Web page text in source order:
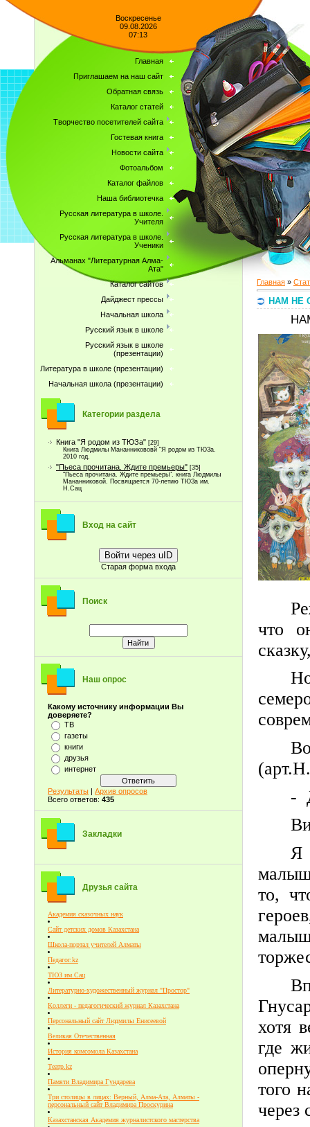
Воскресенье
09.08.2026
07:13
Главная
Приглашаем на наш сайт
Обратная связь
Каталог статей
Творчество посетителей сайта
Гостевая книга
Новости сайта
Фотоальбом
Каталог файлов
Наша библиотечка
Русская литература в школе.
Учителя
Русская литература в школе.
Ученики
Альманах "Литературная Алма-
Ата"
Каталог сайтов
Дайджест прессы
Начальная школа
Русский язык в школе
Русский язык в школе
(презентации)
Литература в школе (презентации)
Начальная школа (презентации)
Категории раздела
Книга "Я родом из ТЮЗа" [29]
Книга Людмилы Мананникововй "Я родом из ТЮЗа.
2010 год.
"Пьеса прочитана. Ждите премьеры" [35]
"Пьеса прочитана. Ждите премьеры". книга Людмилы
Мананниковой. Посвящается 70-летию ТЮЗа им.
Н.Сац
Вход на сайт
Войти через uID
Старая форма входа
Поиск
Наш опрос
Какому источнику информации Вы
доверяете?
ТВ
газеты
книги
друзья
интернет
Результаты | Архив опросов
Всего ответов: 435
Закладки
Друзья сайта
Академия сказочных наук
Сайт детских домов Казахстана
Школа-портал учителей Алматы
Педагог.kz
ТЮЗ им.Сац
Литературно-художественный журнал "Простор"
Коллеги - педагогический журнал Казахстана
Персональный сайт Людмилы Енисеевой
Великая Отечественная
История комсомола Казахстана
Театр.kz
Памяти Владимира Гундарева
Три столицы в лицах: Верный, Алма-Ата, Алматы -
персональный сайт Владимира Проскурина
Казахстанская Академия журналистского мастерства
Главная »
НАМ НЕ
что
­­-
Я
то,
хотя
где
того
через